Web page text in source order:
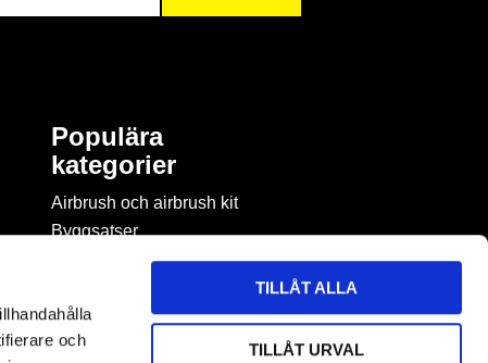
och
TILLÅT ALLA
TILLÅT URVAL
Populära
kategorier
Airbrush och airbrush kit
Byggsatser
Böcker & tidningar om
Byggmaterial
Figurspel